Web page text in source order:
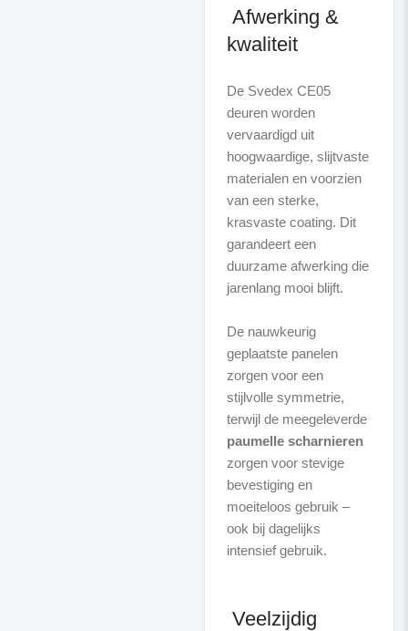
Afwerking &
kwaliteit
De Svedex CE05
deuren worden
vervaardigd uit
hoogwaardige, slijtvaste
materialen en voorzien
van een sterke,
krasvaste coating. Dit
garandeert een
duurzame afwerking die
jarenlang mooi blijft.
De nauwkeurig
geplaatste panelen
zorgen voor een
stijlvolle symmetrie,
terwijl de meegeleverde
paumelle scharnieren
zorgen voor stevige
bevestiging en
moeiteloos gebruik –
ook bij dagelijks
intensief gebruik.
Veelzijdig